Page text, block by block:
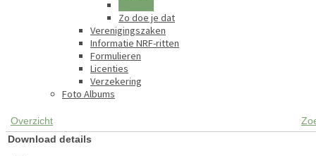
Zo doe je dat
Verenigingszaken
Informatie NRF-ritten
Formulieren
Licenties
Verzekering
Foto Albums
Overzicht
Download details